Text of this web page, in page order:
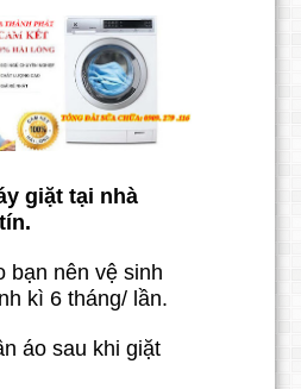
giặt tại nhà
bạn nên vệ sinh
kì 6 tháng/ lần.
áo sau khi giặt